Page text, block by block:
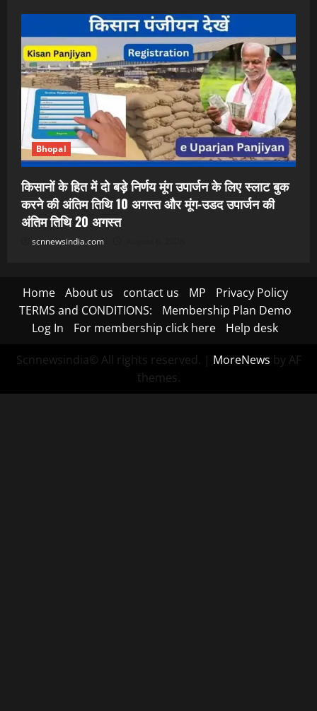
Bhopal
किसानों के हित में दो बड़े निर्णय मूंग उपार्जन के लिए स्लाट बुक
करने की अंतिम तिथि 10 अगस्त और मूंग-उडद उपार्जन की
अंतिम तिथि 20 अगस्त
scnnewsindia.com
Home About us contact us MP
Privacy Policy
TERMS and CONDITIONS:
Membership Plan Demo
Log In
For membership click here Help desk
Scnnewsindia© All rights reserved. | MoreNews by AF
themes.